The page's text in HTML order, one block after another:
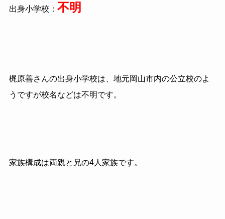
出身小学校： 不明
梶原善さんの出身小学校は、地元岡山市内の公立校のよ
うですが校名などは不明です。
家族構成は両親と兄の4人家族です。